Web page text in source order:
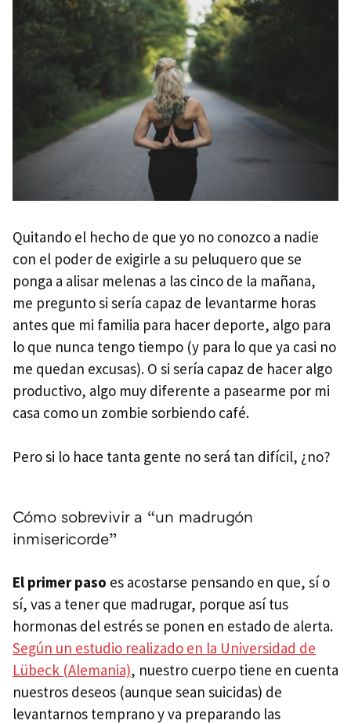
Quitando el hecho de que yo no conozco a nadie
con el poder de exigirle a su peluquero que se
ponga a alisar melenas a las cinco de la mañana,
me pregunto si sería capaz de levantarme horas
antes que mi familia para hacer deporte, algo para
lo que nunca tengo tiempo (y para lo que ya casi no
me quedan excusas). O si sería capaz de hacer algo
productivo, algo muy diferente a pasearme por mi
casa como un zombie sorbiendo café.
Pero si lo hace tanta gente no será tan difícil, ¿no?
Cómo sobrevivir a “un madrugón
inmisericorde”
El primer paso es acostarse pensando en que, sí o
sí, vas a tener que madrugar, porque así tus
hormonas del estrés se ponen en estado de alerta.
Según un estudio realizado en la Universidad de
Lübeck (Alemania), nuestro cuerpo tiene en cuenta
nuestros deseos (aunque sean suicidas) de
levantarnos temprano y va preparando las